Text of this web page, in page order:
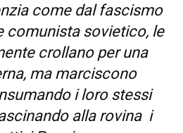
come dal fascismo
comunista sovietico, le
crollano per una
ma marciscono
i loro stessi
alla rovina i